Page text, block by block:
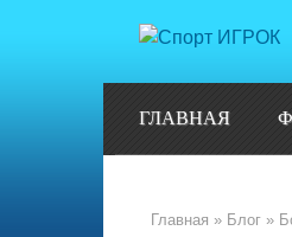
ГЛАВНАЯ
Главная » Блог »